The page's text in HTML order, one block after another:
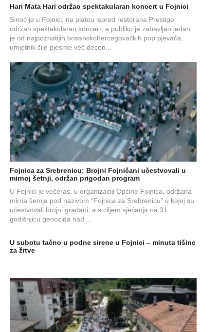
Hari Mata Hari održao spektakularan koncert u Fojnici
Sinoć je u Fojnici, na platou ispred restorana Prestige
održan spektakularan koncert, a publiku je zabavljao jedan
je od najpoznatijih bosanskohercegovačkih pop pjevača,
umjetnik čije pjesme već decen...
Fojnica za Srebrenicu: Brojni Fojničani učestvovali u
mirnoj šetnji, održan prigodan program
U Fojnici je večeras, u organizaciji Općine Fojnica, održana
mirna šetnja pod nazivom “Fojnica za Srebrenicu” u kojoj su
učestvovali brojni građani, a s ciljem sjećanja na 31.
godišnjicu genocida nad ...
U subotu tačno u podne sirene u Fojnici – minuta tišine
za žrtve